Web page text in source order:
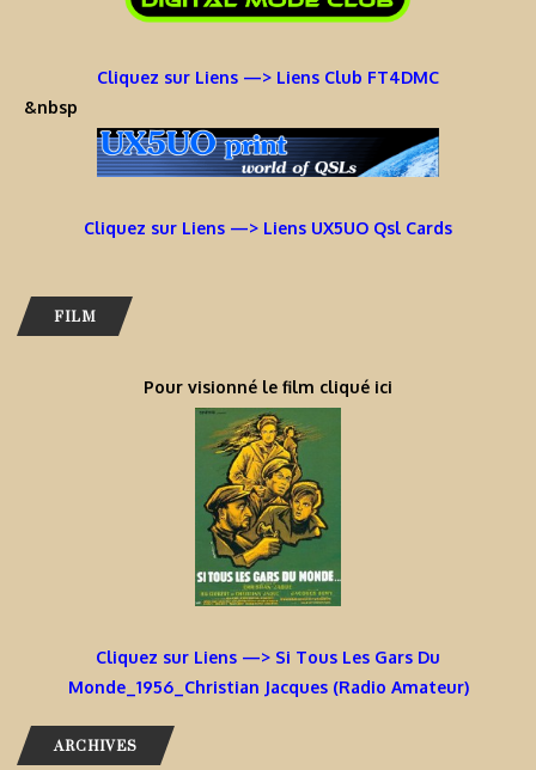
Cliquez sur Liens —> Liens Club FT4DMC
&nbsp
Cliquez sur Liens —> Liens UX5UO Qsl Cards
FILM
Pour visionné le film cliqué ici
Cliquez sur Liens —> Si Tous Les Gars Du
Monde_1956_Christian Jacques (Radio Amateur)
ARCHIVES